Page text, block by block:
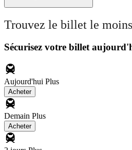
Trouvez le billet le
Sécurisez votre billet
Aujourd'hui Plus
Acheter
Demain Plus
Acheter